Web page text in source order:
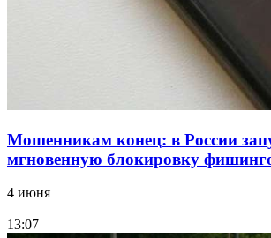
Мошенникам конец: в России
мгновенную блокировку
4 июня
13:07